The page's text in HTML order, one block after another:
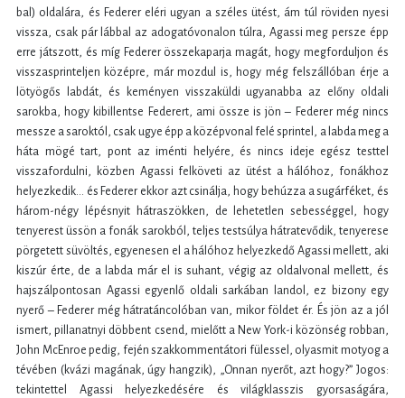
bal) oldalára, és Federer eléri ugyan a széles ütést, ám túl röviden nyesi
vissza, csak pár lábbal az adogatóvonalon túlra, Agassi meg persze épp
erre játszott, és míg Federer összekaparja magát, hogy megforduljon és
visszasprinteljen középre, már mozdul is, hogy még felszállóban érje a
lötyögős labdát, és keményen visszaküldi ugyanabba az előny oldali
sarokba, hogy kibillentse Federert, ami össze is jön – Federer még nincs
messze a saroktól, csak ugye épp a középvonal felé sprintel, a labda meg a
háta mögé tart, pont az iménti helyére, és nincs ideje egész testtel
visszafordulni, közben Agassi felköveti az ütést a hálóhoz, fonákhoz
helyezkedik… és Federer ekkor azt csinálja, hogy behúzza a sugárféket, és
három-négy lépésnyit hátraszökken, de lehetetlen sebességgel, hogy
tenyerest üssön a fonák sarokból, teljes testsúlya hátratevődik, tenyerese
pörgetett süvöltés, egyenesen el a hálóhoz helyezkedő Agassi mellett, aki
kiszúr érte, de a labda már el is suhant, végig az oldalvonal mellett, és
hajszálpontosan Agassi egyenlő oldali sarkában landol, ez bizony egy
nyerő – Federer még hátratáncolóban van, mikor földet ér. És jön az a jól
ismert, pillanatnyi döbbent csend, mielőtt a New York-i közönség robban,
John McEnroe pedig, fején szakkommentátori fülessel, olyasmit motyog a
tévében (kvázi magának, úgy hangzik), „Onnan nyerőt, azt hogy?” Jogos:
tekintettel Agassi helyezkedésére és világklasszis gyorsaságára,